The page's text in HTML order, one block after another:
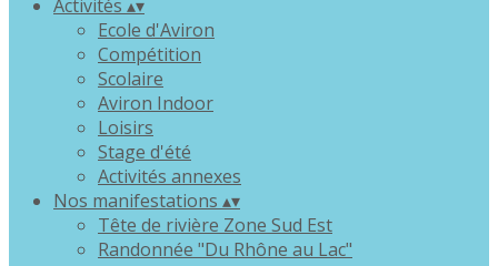
Activités ▴▾
Ecole d'Aviron
Compétition
Scolaire
Aviron Indoor
Loisirs
Stage d'été
Activités annexes
Nos manifestations ▴▾
Tête de rivière Zone Sud Est
Randonnée "Du Rhône au Lac"